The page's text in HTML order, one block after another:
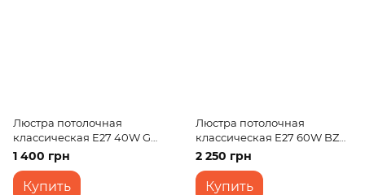
Люстра потолочная
классическая E27 40W G
(LK-367C/2)
1 400 грн
Купить
Люстра потолочная
классическая E27 60W BZ
(LK-271C/4)
2 250 грн
Купить